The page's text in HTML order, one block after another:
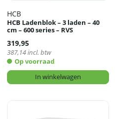
HCB
HCB Ladenblok – 3 laden – 40
cm – 600 series – RVS
319,95
387,14incl. btw
Op voorraad
In winkelwagen